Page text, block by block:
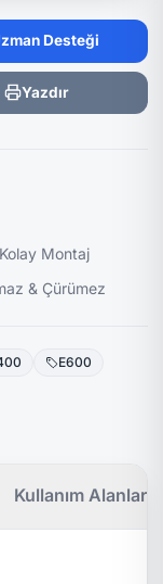
Desteği
Yazdır
Montaj
& Çürümez
E600
Kullanım Alanları